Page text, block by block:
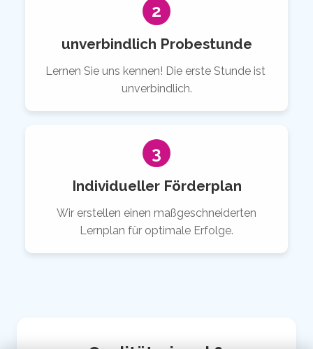
2
unverbindlich Probestunde
Lernen Sie uns kennen! Die erste Stunde ist
unverbindlich.
3
Individueller Förderplan
Wir erstellen einen maßgeschneiderten
Lernplan für optimale Erfolge.